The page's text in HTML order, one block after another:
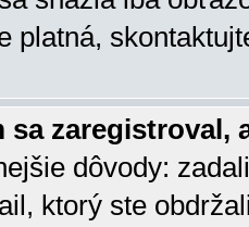
platná,
zaregistroval,
dôvody:
ktorý ste